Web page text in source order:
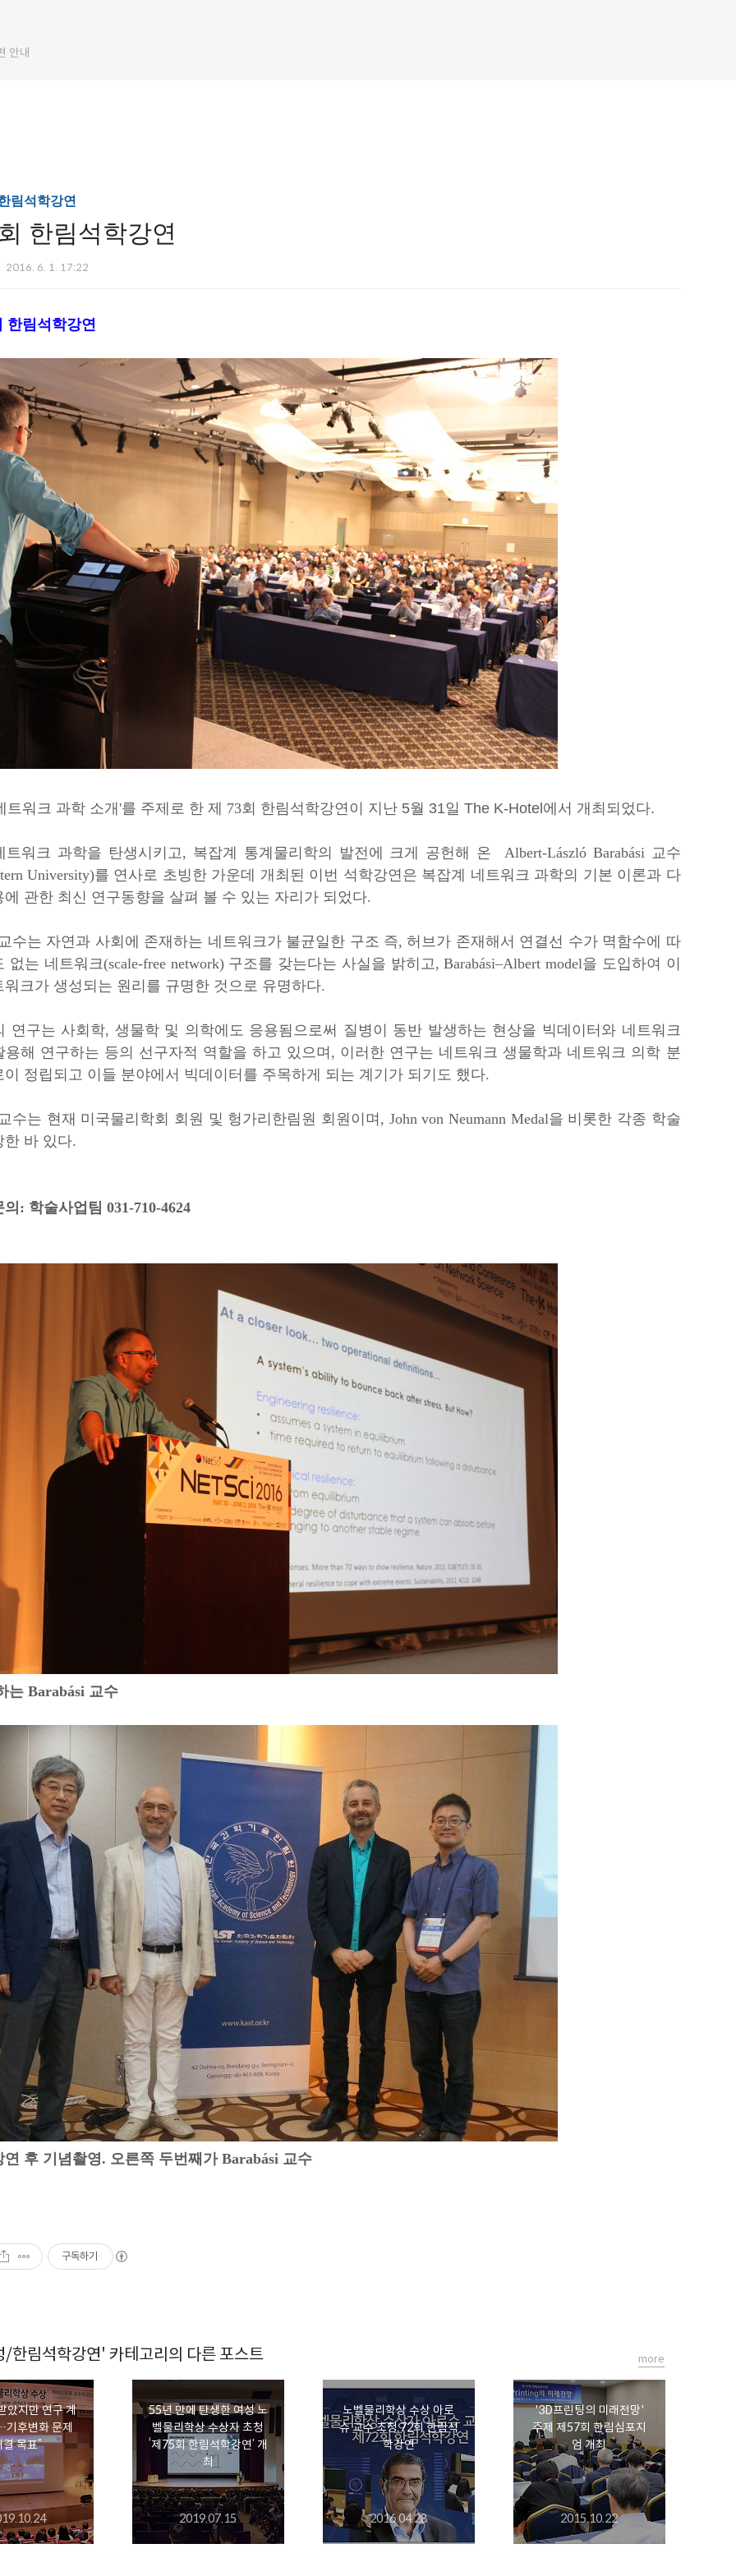
안내
림석학강연
한림석학강연
2016. 6. 1. 17:22
한림석학강연
트워크 과학 소개'를 주제로 한 제 73회 한림석학강연이 지난 5월 31일 The K-Hotel에서 개최되었다.
트워크 과학을 탄생시키고, 복잡계 통계물리학의 발전에 크게 공헌해 온 Albert-László Barabási 교수
University)를 연사로 초빙한 가운데 개최된 이번 석학강연은 복잡계 네트워크 과학의 기본 이론과 다
에 관한 최신 연구동향을 살펴 볼 수 있는 자리가 되었다.
수는 자연과 사회에 존재하는 네트워크가 불균일한 구조 즉, 허브가 존재해서 연결선 수가 멱함수에 따
없는 네트워크(scale-free network) 구조를 갖는다는 사실을 밝히고, Barabási–Albert model을 도입하여 이
워크가 생성되는 원리를 규명한 것으로 유명하다.
연구는 사회학, 생물학 및 의학에도 응용됨으로써 질병이 동반 발생하는 현상을 빅데이터와 네트워크
용해 연구하는 등의 선구자적 역할을 하고 있으며, 이러한 연구는 네트워크 생물학과 네트워크 의학 분
이 정립되고 이들 분야에서 빅데이터를 주목하게 되는 계기가 되기도 했다.
수는 현재 미국물리학회 회원 및 헝가리한림원 회원이며, John von Neumann Medal을 비롯한 각종 학술
바 있다.
: 학술사업팀 031-710-4624
는 Barabási 교수
후 기념촬영. 오른쪽 두번째가 Barabási 교수
구독하기
한림석학강연' 카테고리의 다른 포스트
았지만 연구 계
후변화 문제
결 목표”
55년 만에 탄생한 여성 노
벨물리학상 수상자 초청
‘제75회 한림석학강연’ 개
최
2019.07.15
노벨물리학상 수상 아로
슈 교수 초청 72회 한림석
학강연
2016.04.28
'3D프린팅의 미래전망'
주제 제57회 한림심포지
엄 개최
2015.10.22
more